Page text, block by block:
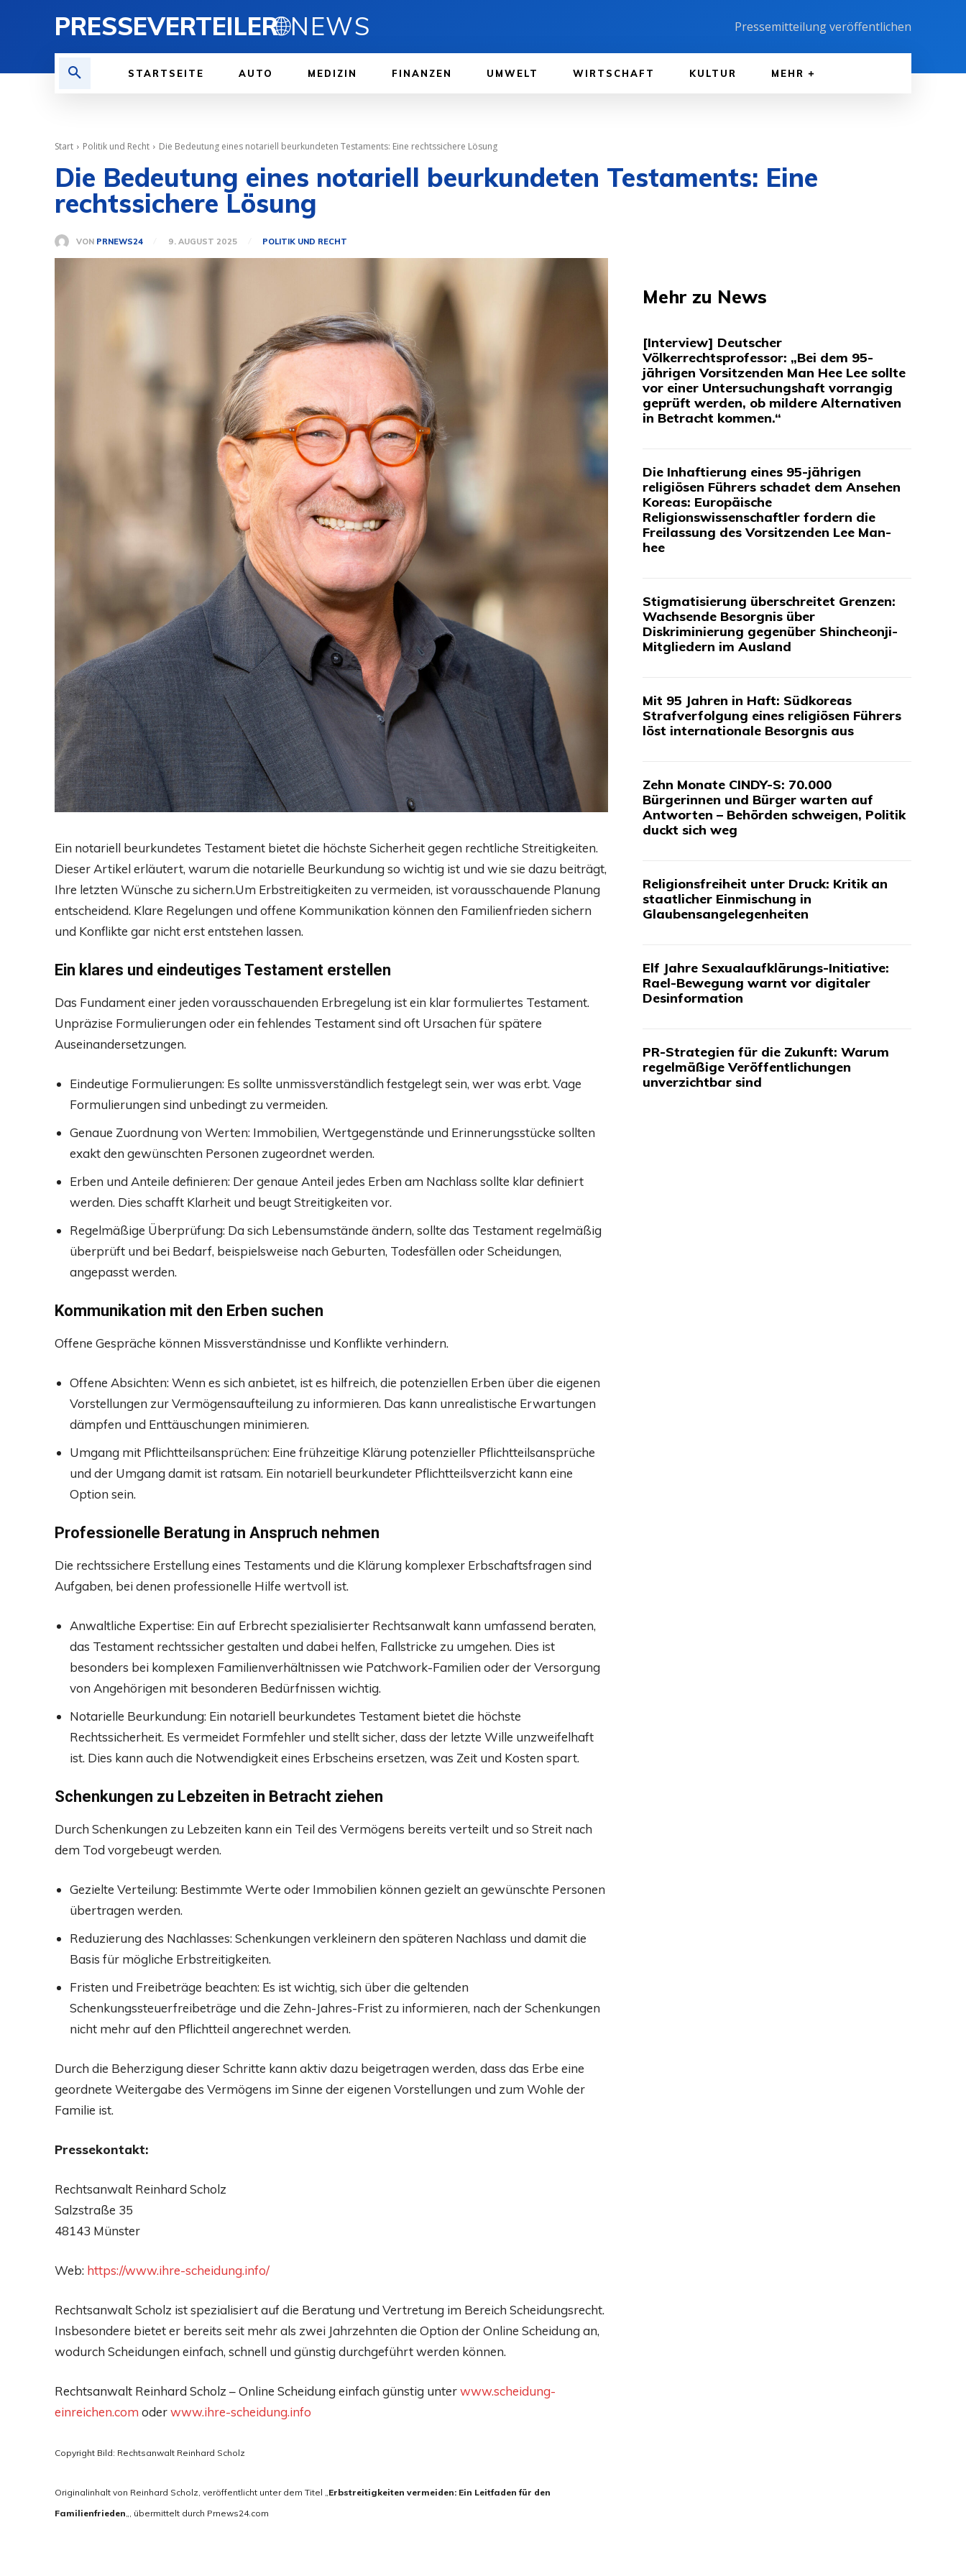
PRESSEVERTEILER🌐NEWS Pressemitteilung veröffentlichen
STARTSEITE AUTO MEDIZIN FINANZEN UMWELT WIRTSCHAFT KULTUR MEHR
Start Politik und Recht Die Bedeutung eines notariell beurkundeten Testaments: Eine rechtssichere Lösung
Die Bedeutung eines notariell beurkundeten Testaments: Eine
rechtssichere Lösung
VON PRNEWS24 9. AUGUST 2025 POLITIK UND RECHT
Ein notariell beurkundetes Testament bietet die höchste Sicherheit gegen rechtliche Streitigkeiten.
Dieser Artikel erläutert, warum die notarielle Beurkundung so wichtig ist und wie sie dazu beiträgt,
Ihre letzten Wünsche zu sichern.Um Erbstreitigkeiten zu vermeiden, ist vorausschauende Planung
entscheidend. Klare Regelungen und offene Kommunikation können den Familienfrieden sichern
und Konflikte gar nicht erst entstehen lassen.
Ein klares und eindeutiges Testament erstellen
Das Fundament einer jeden vorausschauenden Erbregelung ist ein klar formuliertes Testament.
Unpräzise Formulierungen oder ein fehlendes Testament sind oft Ursachen für spätere
Auseinandersetzungen.
Eindeutige Formulierungen: Es sollte unmissverständlich festgelegt sein, wer was erbt. Vage
Formulierungen sind unbedingt zu vermeiden.
Genaue Zuordnung von Werten: Immobilien, Wertgegenstände und Erinnerungsstücke sollten
exakt den gewünschten Personen zugeordnet werden.
Erben und Anteile definieren: Der genaue Anteil jedes Erben am Nachlass sollte klar definiert
werden. Dies schafft Klarheit und beugt Streitigkeiten vor.
Regelmäßige Überprüfung: Da sich Lebensumstände ändern, sollte das Testament regelmäßig
überprüft und bei Bedarf, beispielsweise nach Geburten, Todesfällen oder Scheidungen,
angepasst werden.
Kommunikation mit den Erben suchen
Offene Gespräche können Missverständnisse und Konflikte verhindern.
Offene Absichten: Wenn es sich anbietet, ist es hilfreich, die potenziellen Erben über die eigenen
Vorstellungen zur Vermögensaufteilung zu informieren. Das kann unrealistische Erwartungen
dämpfen und Enttäuschungen minimieren.
Umgang mit Pflichtteilsansprüchen: Eine frühzeitige Klärung potenzieller Pflichtteilsansprüche
und der Umgang damit ist ratsam. Ein notariell beurkundeter Pflichtteilsverzicht kann eine
Option sein.
Professionelle Beratung in Anspruch nehmen
Die rechtssichere Erstellung eines Testaments und die Klärung komplexer Erbschaftsfragen sind
Aufgaben, bei denen professionelle Hilfe wertvoll ist.
Anwaltliche Expertise: Ein auf Erbrecht spezialisierter Rechtsanwalt kann umfassend beraten,
das Testament rechtssicher gestalten und dabei helfen, Fallstricke zu umgehen. Dies ist
besonders bei komplexen Familienverhältnissen wie Patchwork-Familien oder der Versorgung
von Angehörigen mit besonderen Bedürfnissen wichtig.
Notarielle Beurkundung: Ein notariell beurkundetes Testament bietet die höchste
Rechtssicherheit. Es vermeidet Formfehler und stellt sicher, dass der letzte Wille unzweifelhaft
ist. Dies kann auch die Notwendigkeit eines Erbscheins ersetzen, was Zeit und Kosten spart.
Schenkungen zu Lebzeiten in Betracht ziehen
Durch Schenkungen zu Lebzeiten kann ein Teil des Vermögens bereits verteilt und so Streit nach
dem Tod vorgebeugt werden.
Gezielte Verteilung: Bestimmte Werte oder Immobilien können gezielt an gewünschte Personen
übertragen werden.
Reduzierung des Nachlasses: Schenkungen verkleinern den späteren Nachlass und damit die
Basis für mögliche Erbstreitigkeiten.
Fristen und Freibeträge beachten: Es ist wichtig, sich über die geltenden
Schenkungssteuerfreibeträge und die Zehn-Jahres-Frist zu informieren, nach der Schenkungen
nicht mehr auf den Pflichtteil angerechnet werden.
Durch die Beherzigung dieser Schritte kann aktiv dazu beigetragen werden, dass das Erbe eine
geordnete Weitergabe des Vermögens im Sinne der eigenen Vorstellungen und zum Wohle der
Familie ist.
Pressekontakt:
Rechtsanwalt Reinhard Scholz
Salzstraße 35
48143 Münster
Web: https://www.ihre-scheidung.info/
Rechtsanwalt Scholz ist spezialisiert auf die Beratung und Vertretung im Bereich Scheidungsrecht.
Insbesondere bietet er bereits seit mehr als zwei Jahrzehnten die Option der Online Scheidung an,
wodurch Scheidungen einfach, schnell und günstig durchgeführt werden können.
Rechtsanwalt Reinhard Scholz – Online Scheidung einfach günstig unterwww.scheidung-
einreichen.com oderwww.ihre-scheidung.info
Copyright Bild: Rechtsanwalt Reinhard Scholz
Originalinhalt von Reinhard Scholz, veröffentlicht unter dem Titel „ Erbstreitigkeiten vermeiden: Ein Leitfaden für den
Familienfrieden „, übermittelt durch Prnews24.com
Mehr zu News
[Interview] Deutscher
Völkerrechtsprofessor: „Bei dem 95-
jährigen Vorsitzenden Man Hee Lee sollte
vor einer Untersuchungshaft vorrangig
geprüft werden, ob mildere Alternativen
in Betracht kommen.“
Die Inhaftierung eines 95-jährigen
religiösen Führers schadet dem Ansehen
Koreas: Europäische
Religionswissenschaftler fordern die
Freilassung des Vorsitzenden Lee Man-
hee
Stigmatisierung überschreitet Grenzen:
Wachsende Besorgnis über
Diskriminierung gegenüber Shincheonji-
Mitgliedern im Ausland
Mit 95 Jahren in Haft: Südkoreas
Strafverfolgung eines religiösen Führers
löst internationale Besorgnis aus
Zehn Monate CINDY-S: 70.000
Bürgerinnen und Bürger warten auf
Antworten – Behörden schweigen, Politik
duckt sich weg
Religionsfreiheit unter Druck: Kritik an
staatlicher Einmischung in
Glaubensangelegenheiten
Elf Jahre Sexualaufklärungs-Initiative:
Rael-Bewegung warnt vor digitaler
Desinformation
PR-Strategien für die Zukunft: Warum
regelmäßige Veröffentlichungen
unverzichtbar sind